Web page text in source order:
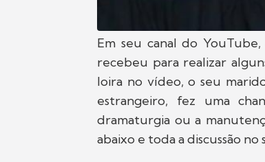
Em seu canal do
recebeu para realizar
loira no vídeo, o seu
estrangeiro, fez uma
dramaturgia ou a
abaixo e toda a discussão no